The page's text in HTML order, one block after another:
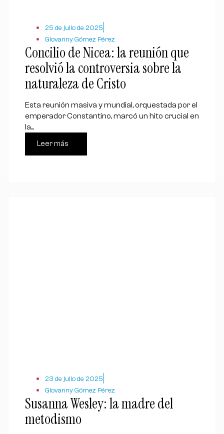
25 de julio de 2025
Giovanny Gómez Pérez
Concilio de Nicea: la reunión que
resolvió la controversia sobre la
naturaleza de Cristo
Esta reunión masiva y mundial, orquestada por el
emperador Constantino, marcó un hito crucial en
la...
Leer más
23 de julio de 2025
Giovanny Gómez Pérez
Susanna Wesley: la madre del
metodismo